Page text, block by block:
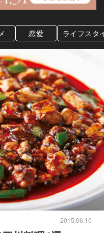
恋愛 ライフスタ
2015.06.10